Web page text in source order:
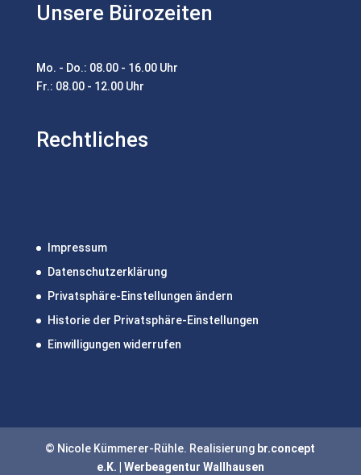
Unsere Bürozeiten
Mo. - Do.: 08.00 - 16.00 Uhr
Fr.: 08.00 - 12.00 Uhr
Rechtliches
Impressum
Datenschutzerklärung
Privatsphäre-Einstellungen ändern
Historie der Privatsphäre-Einstellungen
Einwilligungen widerrufen
© Nicole Kümmerer-Rühle. Realisierung br.concept
e.K. | Werbeagentur Wallhausen